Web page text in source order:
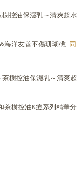
控油保濕乳～清爽超水
海洋友善不傷珊瑚礁 同
樹控油保濕乳～清爽超
茶樹控油K痘系列精華分